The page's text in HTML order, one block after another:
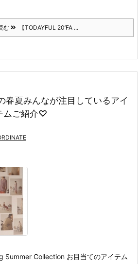
む 【TODAYFUL 20’FA ...
春夏みんなが注目しているアイ
ムご紹介♡
Summer Collection お目当てのアイテム